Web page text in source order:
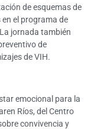
de esquemas de
el programa de
jornada también
de
de VIH.
emocional para la
Ríos, del Centro
convivencia y